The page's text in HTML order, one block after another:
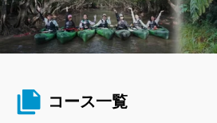
ご案内
会社案内
クルー紹介
コース一覧